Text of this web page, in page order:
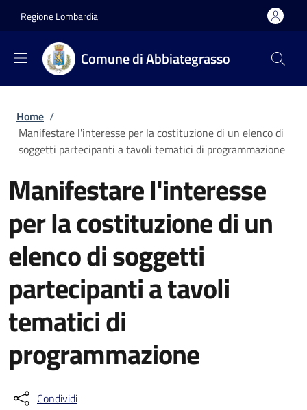
Regione Lombardia
Comune di Abbiategrasso
Briciole di pane
Home /
Manifestare l'interesse per la costituzione di un elenco di
soggetti partecipanti a tavoli tematici di programmazione
Manifestare l'interesse
per la costituzione di un
elenco di soggetti
partecipanti a tavoli
tematici di
programmazione
Condividi